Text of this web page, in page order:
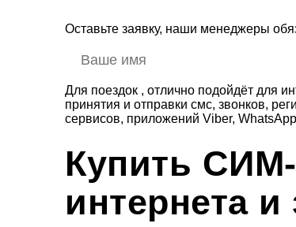
Оставьте заявку, наши менеджеры
Для поездок , отлично подойдёт для
принятия и отправки смс, звонков,
сервисов, приложений Viber,
Купить
интернета и